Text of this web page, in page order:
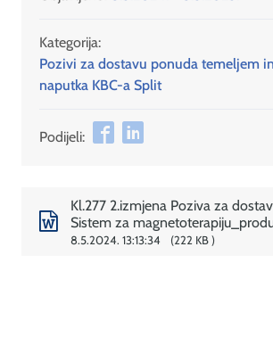
Kategorija:
Pozivi za dostavu ponuda temeljem
naputka KBC-a Split
Podijeli:
Kl.277 2.izmjena Poziva za
Sistem za
8.5.2024. 13:13:34 222 KB